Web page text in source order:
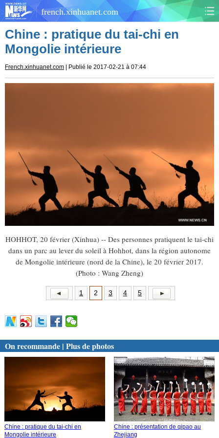
french.xinhuanet.com
CHINE MONDE
CULTURE SOCIÉTÉ
TOURISME DOCUMENTS
DOSSIERS PHOTOS
VIDÉOS
Chine : pratique du tai-chi en
Mongolie intérieure
French.xinhuanet.com | Publié le 2017-02-21 à 07:44
HOHHOT, 20 février (Xinhua) -- Des personnes pratiquent le tai-chi
dans un parc au lever du soleil à Hohhot, dans la région autonome
de Mongolie intérieure (nord de la Chine), le 20 février 2017.
(Photo : Wang Zheng)
1 2 3 4 5
On recommande | Plus de photos
Chine : pratique du tai-chi en
Mongolie intérieure
Chine : présentation de qipao au
Zhejiang